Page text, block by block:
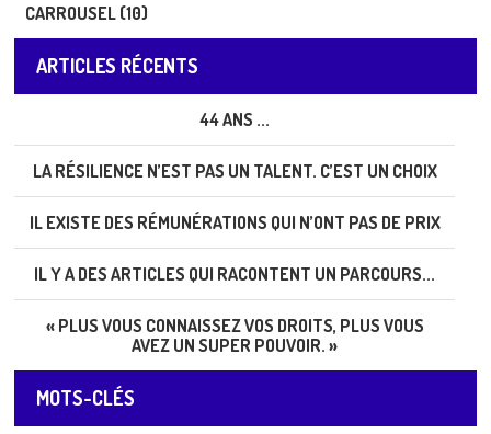
CARROUSEL (10)
ARTICLES RÉCENTS
44 ANS ...
LA RÉSILIENCE N’EST PAS UN TALENT. C’EST UN CHOIX
IL EXISTE DES RÉMUNÉRATIONS QUI N’ONT PAS DE PRIX
IL Y A DES ARTICLES QUI RACONTENT UN PARCOURS...
« PLUS VOUS CONNAISSEZ VOS DROITS, PLUS VOUS
AVEZ UN SUPER POUVOIR. »
MOTS-CLÉS